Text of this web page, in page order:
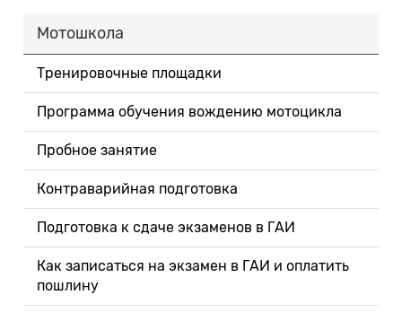
Мотошкола
Тренировочные площадки
Программа обучения вождению мотоцикла
Пробное занятие
Контраварийная подготовка
Подготовка к сдаче экзаменов в ГАИ
Как записаться на экзамен в ГАИ и оплатить
пошлину